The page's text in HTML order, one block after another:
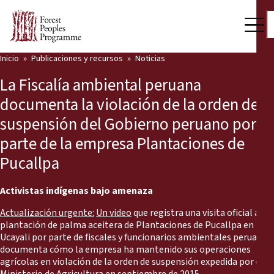
Quiénes somos
Sala de prensa
Apóyenos
Nuestro trabajo
Voces comunitarias
Socios y Países
Últimas noticias
Publicaciones y recursos
Noticias
Inicio Publicaciones y recursos Noticias
La Fiscalía ambiental peruana
documenta la violación de la orden de
suspensión del Gobierno peruano por
parte de la empresa Plantaciones de
Pucallpa
Activistas indígenas bajo amenaza
Actualización urgente: Un videoque registra una visita oficial a la
plantación de palma aceitera de Plantaciones de Pucallpa en
Ucayali por parte de fiscales y funcionarios ambientales peruanos
documenta cómo la empresa ha mantenido sus operaciones
agrícolas en violación de la orden de suspensión expedida por el